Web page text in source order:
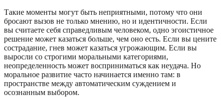
Такие моменты могут быть неприятными, потому что они
бросают вызов не только мнению, но и идентичности. Если
вы считаете себя справедливым человеком, одно эгоистичное
решение может казаться больше, чем оно есть. Если вы цените
сострадание, гнев может казаться угрожающим. Если вы
выросли со строгими моральными категориями,
неопределенность может восприниматься как неудача. Но
моральное развитие часто начинается именно там: в
пространстве между автоматическим суждением и
осознанным выбором.